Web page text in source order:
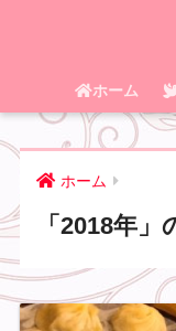
ホーム
ホーム
「2018年